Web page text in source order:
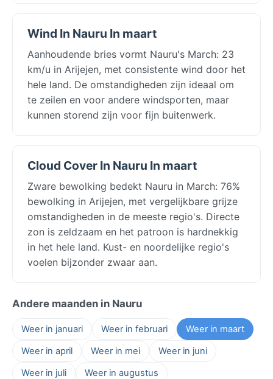
Wind In Nauru In maart
Aanhoudende bries vormt Nauru's March: 23
km/u in Arijejen, met consistente wind door het
hele land. De omstandigheden zijn ideaal om
te zeilen en voor andere windsporten, maar
kunnen storend zijn voor fijn buitenwerk.
Cloud Cover In Nauru In maart
Zware bewolking bedekt Nauru in March: 76%
bewolking in Arijejen, met vergelijkbare grijze
omstandigheden in de meeste regio's. Directe
zon is zeldzaam en het patroon is hardnekkig
in het hele land. Kust- en noordelijke regio's
voelen bijzonder zwaar aan.
Andere maanden in Nauru
Weer in januari Weer in februari
Weer in maart
Weer in april
Weer in mei
Weer in juni
Weer in juli
Weer in augustus